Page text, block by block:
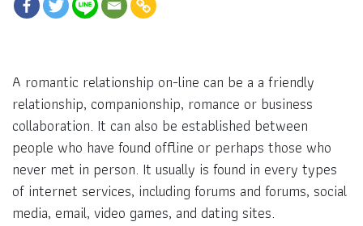
A romantic relationship on-line can be a a friendly
relationship, companionship, romance or business
collaboration. It can also be established between
people who have found offline or perhaps those who
never met in person. It usually is found in every types
of internet services, including forums and forums, social
media, email, video games, and dating sites.